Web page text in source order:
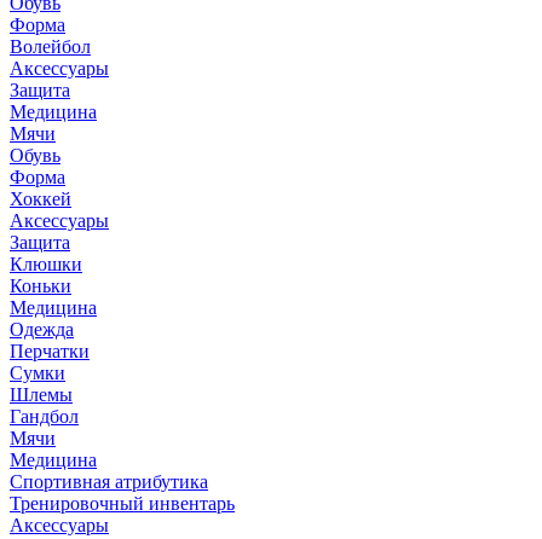
Форма
Волейбол
Аксессуары
Защита
Медицина
Мячи
Обувь
Форма
Хоккей
Аксессуары
Защита
Клюшки
Коньки
Медицина
Одежда
Перчатки
Сумки
Шлемы
Гандбол
Мячи
Медицина
Спортивная атрибутика
Тренировочный инвентарь
Аксессуары